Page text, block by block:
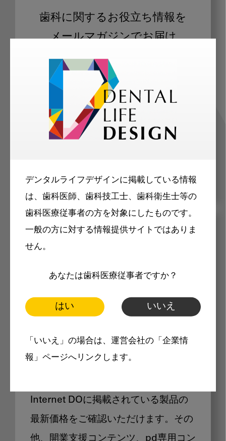
デンタルライフデザインに掲載している情報
は、歯科医師、歯科技工士、歯科衛生士等の
歯科医療従事者の方を対象にしたものです。
一般の方に対する情報提供サイトではありま
せん。
あなたは歯科医療従事者ですか？
はい いいえ
「いいえ」の場合は、運営会社の「企業情
報」ページへリンクします。
歯科に関するお役立ち情報を
メールマガジンでお届け
ご登録いただいた職種（歯科医師、歯
科衛生士、歯科技工士）に合わせた内
容のメールマガジンをお届けします。
メリット
製品価格も閲覧可能
Internet DOに掲載されている製品の
最新価格をご確認いただけます。その
他、開業支援コンテンツ、pd専用コン